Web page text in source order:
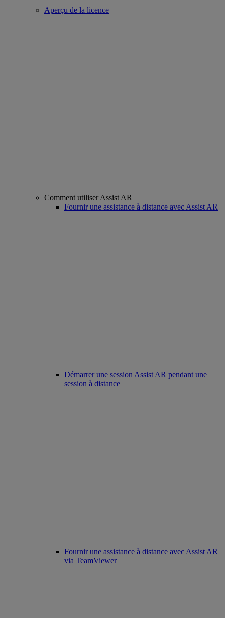
Aperçu de la licence
Comment utiliser Assist AR
Fournir une assistance à distance avec Assist AR
Démarrer une session Assist AR pendant une
session à distance
Fournir une assistance à distance avec Assist AR
via TeamViewer